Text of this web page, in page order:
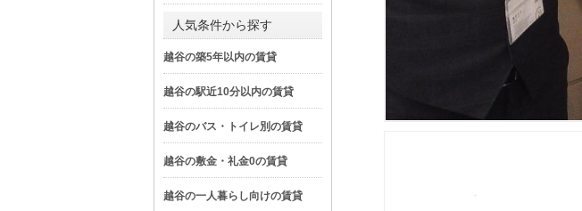
人気条件から探す
越谷の築5年以内の賃貸
越谷の駅近10分以内の賃貸
越谷のバス・トイレ別の賃貸
越谷の敷金・礼金0の賃貸
越谷の一人暮らし向けの賃貸